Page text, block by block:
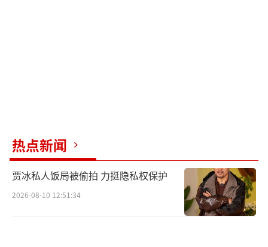
热点新闻
贾冰私人饭局被偷拍 力挺隐私权保护
2026-08-10 12:51:34